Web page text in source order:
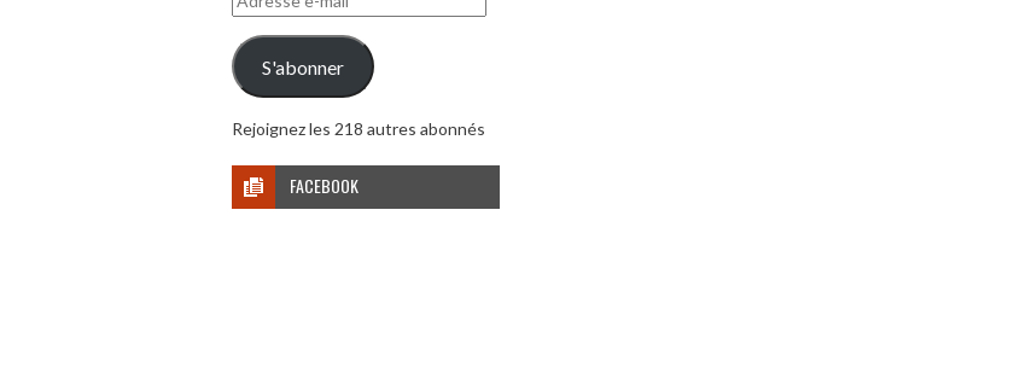
e-
mail
S'abonner
Rejoignez les 218 autres abonnés
FACEBOOK